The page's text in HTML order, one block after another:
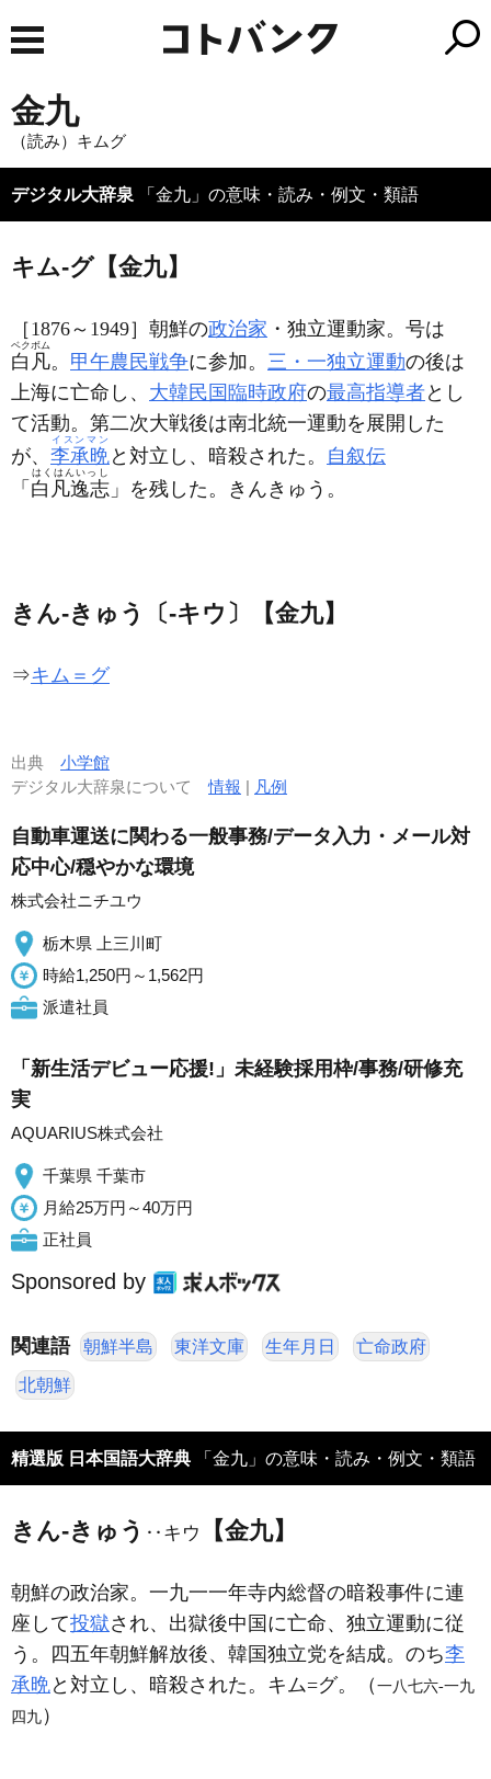
金九
（読み）キムグ
デジタル大辞泉 「金九」の意味・読み・例文・類語
キム‐グ【金九】
［1876～1949］朝鮮の政治家 ・独立運動家。号は
白凡
ベクボム
。 甲午農民戦争に参加。 三・一独立運動の後は
上海に亡命し、 大韓民国臨時政府の最高指導者とし
て活動。第二次大戦後は南北統一運動を展開した
が、 李承晩
イスンマン
と対立し、暗殺された。 自叙伝
「 白凡逸志
はくはんいっし
」を残した。きんきゅう。
きん‐きゅう〔‐キウ〕【金九】
⇒キム＝グ
出典 小学館
デジタル大辞泉について情報 | 凡例
自動車運送に関わる一般事務/データ入力・メール対
応中心/穏やかな環境
株式会社ニチユウ
栃木県 上三川町
時給1,250円～1,562円
派遣社員
「新生活デビュー応援!」未経験採用枠/事務/研修充
実
AQUARIUS株式会社
千葉県 千葉市
月給25万円～40万円
正社員
Sponsored by
関連語 朝鮮半島 東洋文庫 生年月日 亡命政府
北朝鮮
精選版 日本国語大辞典 「金九」の意味・読み・例文・類語
きん‐きゅう ‥キウ 【金九】
朝鮮の政治家。一九一一年寺内総督の暗殺事件に連
座して投獄され、出獄後中国に亡命、独立運動に従
う。四五年朝鮮解放後、韓国独立党を結成。のち李
承晩と対立し、暗殺された。キム=グ。（一八七六‐一九
四九）